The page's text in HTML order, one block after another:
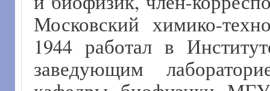
Московский химико-
1944 работал в
заведующим